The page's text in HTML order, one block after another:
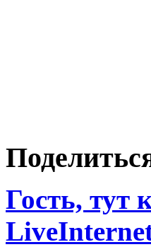
Гость, тут